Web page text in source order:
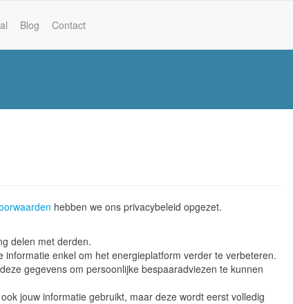
Blog Contact
hebben we ons privacybeleid opgezet.
delen met derden.
enkel om het energieplatform verder te verbeteren.
gegevens om persoonlijke bespaaradviezen te kunnen
jouw informatie gebruikt, maar deze wordt eerst volledig